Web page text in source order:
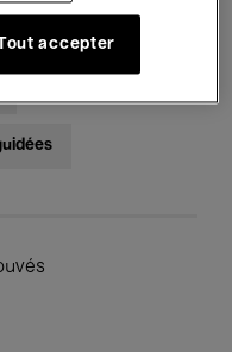
accepter